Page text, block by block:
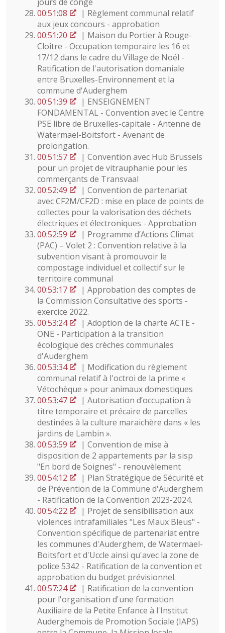
00:51:08
| Règlement communal relatif
aux jeux concours - approbation
00:51:20
| Maison du Portier à Rouge-
Cloître - Occupation temporaire les 16 et
17/12 dans le cadre du Village de Noël -
Ratification de l'autorisation domaniale
entre Bruxelles-Environnement et la
commune d'Auderghem
00:51:39
| ENSEIGNEMENT
FONDAMENTAL - Convention avec le Centre
PSE libre de Bruxelles-capitale - Antenne de
Watermael-Boitsfort - Avenant de
prolongation.
00:51:57
| Convention avec Hub Brussels
pour un projet de vitrauphanie pour les
commerçants de Transvaal
00:52:49
| Convention de partenariat
avec CF2M/CF2D : mise en place de points de
collectes pour la valorisation des déchets
électriques et électroniques - Approbation
00:52:59
| Programme d’Actions Climat
(PAC) – Volet 2 : Convention relative à la
subvention visant à promouvoir le
compostage individuel et collectif sur le
territoire communal
00:53:17
| Approbation des comptes de
la Commission Consultative des sports -
exercice 2022.
00:53:24
| Adoption de la charte ACTE -
ONE - Participation à la transition
écologique des crèches communales
d'Auderghem
00:53:34
| Modification du règlement
communal relatif à l'octroi de la prime «
Vétochèque » pour animaux domestiques
00:53:47
| Autorisation d’occupation à
titre temporaire et précaire de parcelles
destinées à la culture maraichère dans « les
jardins de Lambin ».
00:53:59
| Convention de mise à
disposition de 2 appartements par la sisp
"En bord de Soignes" - renouvèlement
00:54:12
| Plan Stratégique de Sécurité et
de Prévention de la Commune d'Auderghem
- Ratification de la Convention 2023-2024.
00:54:22
| Projet de sensibilisation aux
violences intrafamiliales "Les Maux Bleus" -
Convention spécifique de partenariat entre
les communes d'Auderghem, de Watermael-
Boitsfort et d'Uccle ainsi qu'avec la zone de
police 5342 - Ratification de la convention et
approbation du budget prévisionnel.
00:57:24
| Ratification de la convention
pour l'organisation d'une formation
Auxiliaire de la Petite Enfance à l'Institut
Auderghemois de Promotion Sociale (IAPS)